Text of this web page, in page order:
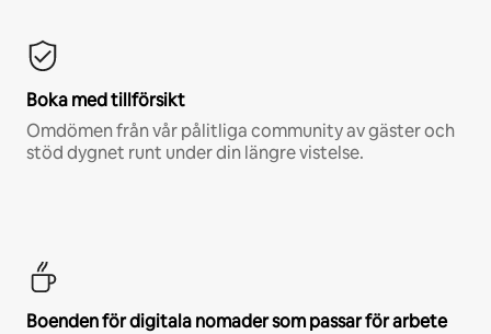
Boka med tillförsikt
Omdömen från vår pålitliga community av gäster och
stöd dygnet runt under din längre vistelse.
Boenden för digitala nomader som passar för arbete